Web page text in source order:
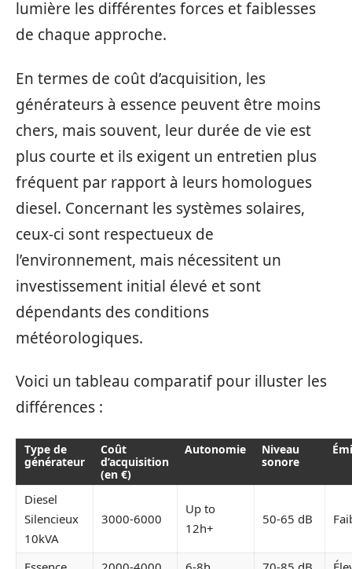
lumière les différentes forces et faiblesses
de chaque approche.
En termes de coût d’acquisition, les
générateurs à essence peuvent être moins
chers, mais souvent, leur durée de vie est
plus courte et ils exigent un entretien plus
fréquent par rapport à leurs homologues
diesel. Concernant les systèmes solaires,
ceux-ci sont respectueux de
l’environnement, mais nécessitent un
investissement initial élevé et sont
dépendants des conditions
météorologiques.
Voici un tableau comparatif pour illuster les
différences :
Type de
générateur
Coût
d’acquisition
(en €)
Autonomie
Niveau
sonore
Diesel
Silencieux
10kVA
3000-6000
Up to
12h+
50-65 dB